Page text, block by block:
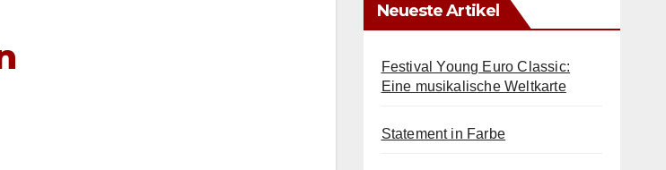
Neueste Artikel
Festival Young Euro Classic:
Eine musikalische Weltkarte
Statement in Farbe